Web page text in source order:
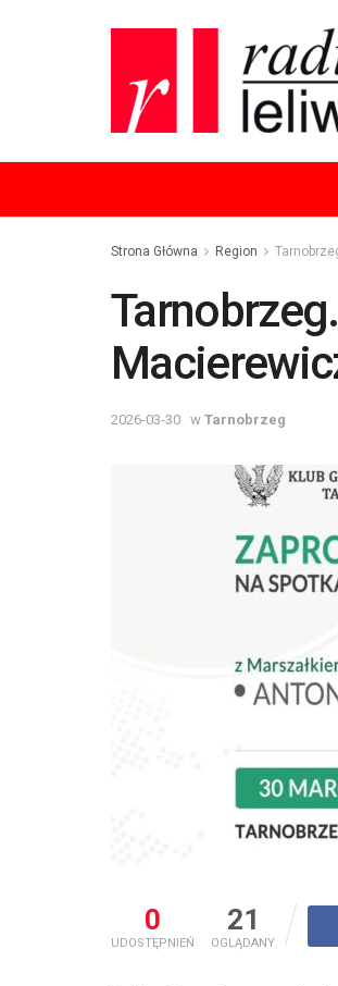
Strona Główna Region
2026-03-30 w Tarnobrzeg
0
UDOSTĘPNIEŃ
21
OGLĄDANY